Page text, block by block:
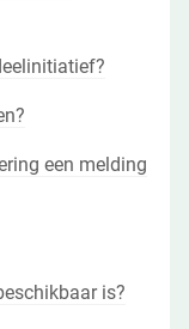
een melding
is?